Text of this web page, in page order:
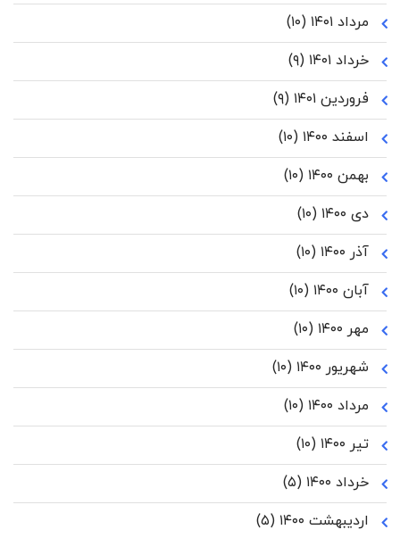
مرداد ۱۴۰۱
(۱۰)
خرداد ۱۴۰۱
(۹)
فروردین ۱۴۰۱
(۹)
اسفند ۱۴۰۰
(۱۰)
بهمن ۱۴۰۰
(۱۰)
دی ۱۴۰۰
(۱۰)
آذر ۱۴۰۰
(۱۰)
آبان ۱۴۰۰
(۱۰)
مهر ۱۴۰۰
(۱۰)
شهریور ۱۴۰۰
(۱۰)
مرداد ۱۴۰۰
(۱۰)
تیر ۱۴۰۰
(۱۰)
خرداد ۱۴۰۰
(۵)
اردیبهشت ۱۴۰۰
(۵)